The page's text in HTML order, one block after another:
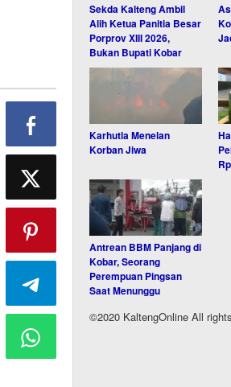
Sekda Kalteng Ambil
Alih Ketua Panitia Besar
Porprov XIII 2026,
Bukan Bupati Kobar
Karhutla Menelan
Korban Jiwa
Antrean BBM Panjang di
Kobar, Seorang
Perempuan Pingsan
Saat Menunggu
©2020 KaltengOnline All